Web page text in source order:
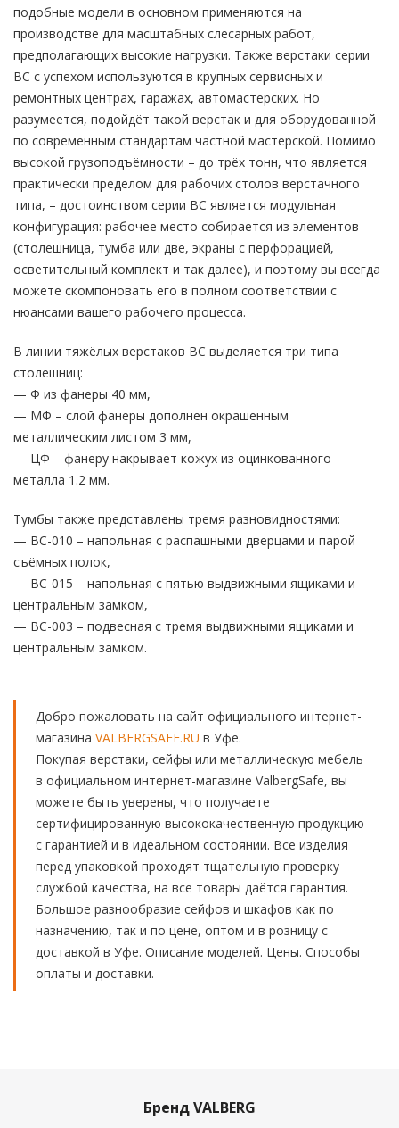
подобные модели в основном применяются на
производстве для масштабных слесарных работ,
предполагающих высокие нагрузки. Также верстаки серии
ВС с успехом используются в крупных сервисных и
ремонтных центрах, гаражах, автомастерских. Но
разумеется, подойдёт такой верстак и для оборудованной
по современным стандартам частной мастерской. Помимо
высокой грузоподъёмности – до трёх тонн, что является
практически пределом для рабочих столов верстачного
типа, – достоинством серии ВС является модульная
конфигурация: рабочее место собирается из элементов
(столешница, тумба или две, экраны с перфорацией,
осветительный комплект и так далее), и поэтому вы всегда
можете скомпоновать его в полном соответствии с
нюансами вашего рабочего процесса.
В линии тяжёлых верстаков ВС выделяется три типа
столешниц:
— Ф из фанеры 40 мм,
— МФ – слой фанеры дополнен окрашенным
металлическим листом 3 мм,
— ЦФ – фанеру накрывает кожух из оцинкованного
металла 1.2 мм.
Тумбы также представлены тремя разновидностями:
— ВС-010 – напольная с распашными дверцами и парой
съёмных полок,
— ВС-015 – напольная с пятью выдвижными ящиками и
центральным замком,
— ВС-003 – подвесная с тремя выдвижными ящиками и
центральным замком.
Добро пожаловать на сайт официального интернет-
магазина VALBERGSAFE.RU в Уфе.
Покупая верстаки, сейфы или металлическую мебель
в официальном интернет-магазине ValbergSafe, вы
можете быть уверены, что получаете
сертифицированную высококачественную продукцию
с гарантией и в идеальном состоянии. Все изделия
перед упаковкой проходят тщательную проверку
службой качества, на все товары даётся гарантия.
Большое разнообразие сейфов и шкафов как по
назначению, так и по цене, оптом и в розницу с
доставкой в Уфе. Описание моделей. Цены. Способы
оплаты и доставки.
Бренд VALBERG